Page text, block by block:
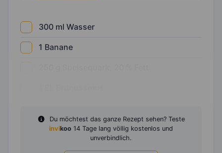
300 ml Wasser
1 Banane
Du möchtest das ganze Rezept sehen? Teste
invikoo 14 Tage lang völlig kostenlos und
unverbindlich.